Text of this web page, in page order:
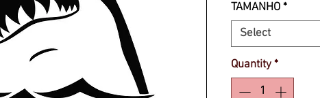
TAMANHO *
Select
Quantity *